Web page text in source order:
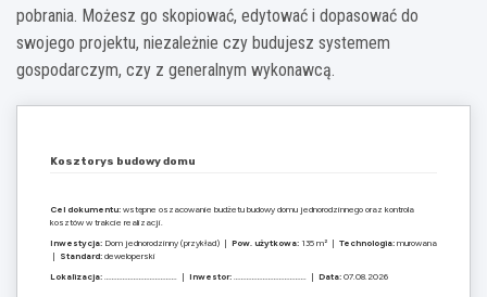
pobrania. Możesz go skopiować, edytować i dopasować do
swojego projektu, niezależnie czy budujesz systemem
gospodarczym, czy z generalnym wykonawcą.
Kosztorys budowy domu
Cel dokumentu: wstępne oszacowanie budżetu budowy domu jednorodzinnego oraz kontrola
kosztów w trakcie realizacji.
Inwestycja: Dom jednorodzinny (przykład) | Pow. użytkowa: 135 m² | Technologia: murowana
| Standard: deweloperski
Lokalizacja: …………………………………. | Inwestor: …………………………………. | Data: 07.08.2026